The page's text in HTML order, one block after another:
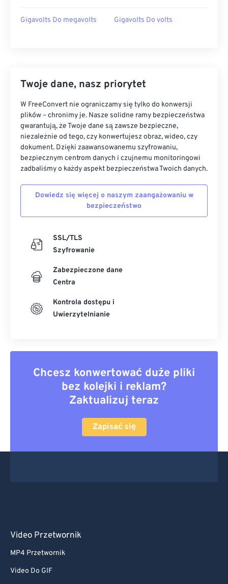
Gigavolts Do megavolts Gigavolts Do volts
Twoje dane, nasz priorytet
W FreeConvert nie ograniczamy się tylko do konwersji
plików – chronimy je. Nasze solidne ramy bezpieczeństwa
gwarantują, że Twoje dane są zawsze bezpieczne,
niezależnie od tego, czy konwertujesz obraz, wideo, czy
dokument. Dzięki zaawansowanemu szyfrowaniu,
bezpiecznym centrom danych i czujnemu monitoringowi
zadbaliśmy o każdy aspekt bezpieczeństwa Twoich danych.
Dowiedz się więcej o naszym zaangażowaniu w
bezpieczeństwo
SSL/TLS
Szyfrowanie
Zabezpieczone dane
Centra
Kontrola dostępu i
Uwierzytelnianie
Chcesz konwertować duże pliki
bez kolejki i reklam?
Zaktualizuj teraz
Zapisać się
Video Przetwornik
MP4 Przetwornik
Video Do GIF